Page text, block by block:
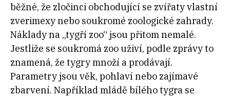
běžné, že zločinci obchodující se zvířaty vlastní
zverimexy nebo soukromé zoologické zahrady.
Náklady na „tygří zoo“ jsou přitom nemalé.
Jestliže se soukromá zoo uživí, podle zprávy to
znamená, že tygry množí a prodávají.
Parametry jsou věk, pohlaví nebo zajímavé
zbarvení. Například mládě bílého tygra se